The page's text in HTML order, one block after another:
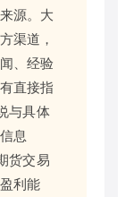
源。大
渠道，
、经验
直接指
与具体
息
货交易
利能